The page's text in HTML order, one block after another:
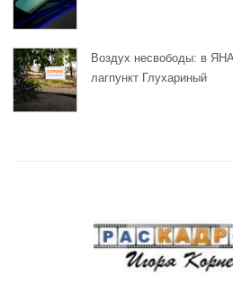
Воздух несвободы: в
лагпункт Глухариный